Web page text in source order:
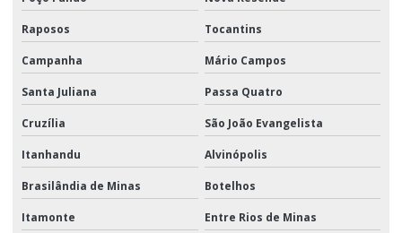
Raposos Tocantins
Campanha Mário Campos
Santa Juliana Passa Quatro
Cruzília São João Evangelista
Itanhandu Alvinópolis
Brasilândia de Minas Botelhos
Itamonte Entre Rios de Minas